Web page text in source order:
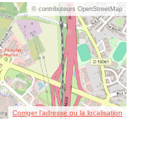
© contributeurs OpenStreetMap
Corriger l’adresse ou la localisation